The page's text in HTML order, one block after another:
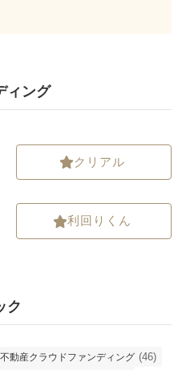
ィング
クリアル
利回りくん
ク
不動産クラウドファンディング (46)